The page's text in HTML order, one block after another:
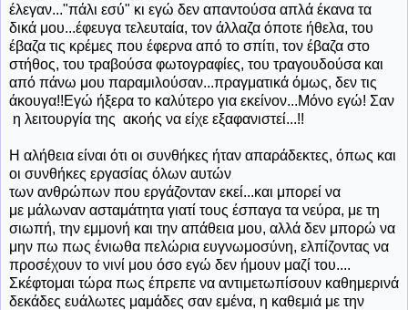
έλεγαν..."πάλι εσύ" κι εγώ δεν απαντούσα απλά έκανα τα
δικά μου...έφευγα τελευταία, τον άλλαζα όποτε ήθελα, του
έβαζα τις κρέμες που έφερνα από το σπίτι, τον έβαζα στο
στήθος, του τραβούσα φωτογραφίες, του τραγουδούσα και
από πάνω μου παραμιλούσαν...πραγματικά όμως, δεν τις
άκουγα!!Εγώ ήξερα το καλύτερο για εκείνον...Μόνο εγώ! Σαν
η λειτουργία της ακοής να είχε εξαφανιστεί...!!
Η αλήθεια είναι ότι οι συνθήκες ήταν απαράδεκτες, όπως και
οι συνθήκες εργασίας όλων αυτών
των ανθρώπων που εργάζονταν εκεί...και μπορεί να
με μάλωναν ασταμάτητα γιατί τους έσπαγα τα νεύρα, με τη
σιωπή, την εμμονή και την απάθεια μου, αλλά δεν μπορώ να
μην πω πως ένιωθα πελώρια ευγνωμοσύνη, ελπίζοντας να
προσέχουν το νινί μου όσο εγώ δεν ήμουν μαζί του....
Σκέφτομαι τώρα πως έπρεπε να αντιμετωπίσουν καθημερινά
δεκάδες ευάλωτες μαμάδες σαν εμένα, η καθεμιά με την